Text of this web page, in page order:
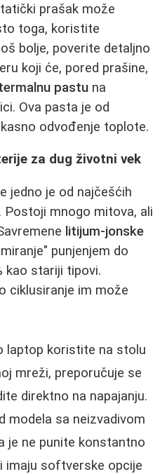
prašak može
toga, koristite
bolje, poverite detaljno
koji će, pored prašine,
pastu na
Ova pasta je od
odvođenje toplote.
za dug životni vek
jedno je od najčešćih
mnogo mitova, ali
litijum-jonske
punjenjem do
kao stariji tipovi.
ciklusiranje im može
laptop koristite na stolu
mreži, preporučuje se
direktno na napajanju.
modela sa neizvadivom
je ne punite konstantno
imaju softverske opcije